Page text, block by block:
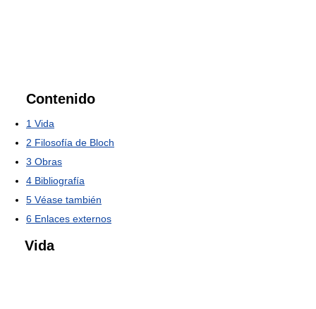
Contenido
1 Vida
2 Filosofía de Bloch
3 Obras
4 Bibliografía
5 Véase también
6 Enlaces externos
Vida